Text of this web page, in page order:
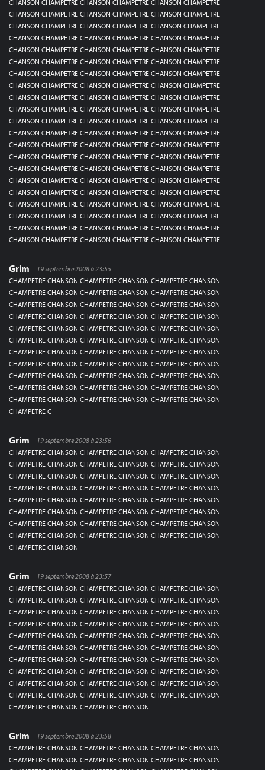
CHANSON CHAMPETRE CHANSON CHAMPETRE CHANSON CHAMPETRE
CHANSON CHAMPETRE CHANSON CHAMPETRE CHANSON CHAMPETRE
CHANSON CHAMPETRE CHANSON CHAMPETRE CHANSON CHAMPETRE
CHANSON CHAMPETRE CHANSON CHAMPETRE CHANSON CHAMPETRE
CHANSON CHAMPETRE CHANSON CHAMPETRE CHANSON CHAMPETRE
CHANSON CHAMPETRE CHANSON CHAMPETRE CHANSON CHAMPETRE
CHANSON CHAMPETRE CHANSON CHAMPETRE CHANSON CHAMPETRE
CHANSON CHAMPETRE CHANSON CHAMPETRE CHANSON CHAMPETRE
CHANSON CHAMPETRE CHANSON CHAMPETRE CHANSON CHAMPETRE
CHANSON CHAMPETRE CHANSON CHAMPETRE CHANSON CHAMPETRE
CHANSON CHAMPETRE CHANSON CHAMPETRE CHANSON CHAMPETRE
CHANSON CHAMPETRE CHANSON CHAMPETRE CHANSON CHAMPETRE
CHANSON CHAMPETRE CHANSON CHAMPETRE CHANSON CHAMPETRE
CHANSON CHAMPETRE CHANSON CHAMPETRE CHANSON CHAMPETRE
CHANSON CHAMPETRE CHANSON CHAMPETRE CHANSON CHAMPETRE
CHANSON CHAMPETRE CHANSON CHAMPETRE CHANSON CHAMPETRE
CHANSON CHAMPETRE CHANSON CHAMPETRE CHANSON CHAMPETRE
CHANSON CHAMPETRE CHANSON CHAMPETRE CHANSON CHAMPETRE
CHANSON CHAMPETRE CHANSON CHAMPETRE CHANSON CHAMPETRE
CHANSON CHAMPETRE CHANSON CHAMPETRE CHANSON CHAMPETRE
CHANSON CHAMPETRE CHANSON CHAMPETRE CHANSON CHAMPETRE
Grim
19 septembre 2008 à 23:55
CHAMPETRE CHANSON CHAMPETRE CHANSON CHAMPETRE CHANSON
CHAMPETRE CHANSON CHAMPETRE CHANSON CHAMPETRE CHANSON
CHAMPETRE CHANSON CHAMPETRE CHANSON CHAMPETRE CHANSON
CHAMPETRE CHANSON CHAMPETRE CHANSON CHAMPETRE CHANSON
CHAMPETRE CHANSON CHAMPETRE CHANSON CHAMPETRE CHANSON
CHAMPETRE CHANSON CHAMPETRE CHANSON CHAMPETRE CHANSON
CHAMPETRE CHANSON CHAMPETRE CHANSON CHAMPETRE CHANSON
CHAMPETRE CHANSON CHAMPETRE CHANSON CHAMPETRE CHANSON
CHAMPETRE CHANSON CHAMPETRE CHANSON CHAMPETRE CHANSON
CHAMPETRE CHANSON CHAMPETRE CHANSON CHAMPETRE CHANSON
CHAMPETRE CHANSON CHAMPETRE CHANSON CHAMPETRE CHANSON
CHAMPETRE C
Grim
19 septembre 2008 à 23:56
CHAMPETRE CHANSON CHAMPETRE CHANSON CHAMPETRE CHANSON
CHAMPETRE CHANSON CHAMPETRE CHANSON CHAMPETRE CHANSON
CHAMPETRE CHANSON CHAMPETRE CHANSON CHAMPETRE CHANSON
CHAMPETRE CHANSON CHAMPETRE CHANSON CHAMPETRE CHANSON
CHAMPETRE CHANSON CHAMPETRE CHANSON CHAMPETRE CHANSON
CHAMPETRE CHANSON CHAMPETRE CHANSON CHAMPETRE CHANSON
CHAMPETRE CHANSON CHAMPETRE CHANSON CHAMPETRE CHANSON
CHAMPETRE CHANSON CHAMPETRE CHANSON CHAMPETRE CHANSON
CHAMPETRE CHANSON
Grim
19 septembre 2008 à 23:57
CHAMPETRE CHANSON CHAMPETRE CHANSON CHAMPETRE CHANSON
CHAMPETRE CHANSON CHAMPETRE CHANSON CHAMPETRE CHANSON
CHAMPETRE CHANSON CHAMPETRE CHANSON CHAMPETRE CHANSON
CHAMPETRE CHANSON CHAMPETRE CHANSON CHAMPETRE CHANSON
CHAMPETRE CHANSON CHAMPETRE CHANSON CHAMPETRE CHANSON
CHAMPETRE CHANSON CHAMPETRE CHANSON CHAMPETRE CHANSON
CHAMPETRE CHANSON CHAMPETRE CHANSON CHAMPETRE CHANSON
CHAMPETRE CHANSON CHAMPETRE CHANSON CHAMPETRE CHANSON
CHAMPETRE CHANSON CHAMPETRE CHANSON CHAMPETRE CHANSON
CHAMPETRE CHANSON CHAMPETRE CHANSON CHAMPETRE CHANSON
CHAMPETRE CHANSON CHAMPETRE CHANSON
Grim
19 septembre 2008 à 23:58
CHAMPETRE CHANSON CHAMPETRE CHANSON CHAMPETRE CHANSON
CHAMPETRE CHANSON CHAMPETRE CHANSON CHAMPETRE CHANSON